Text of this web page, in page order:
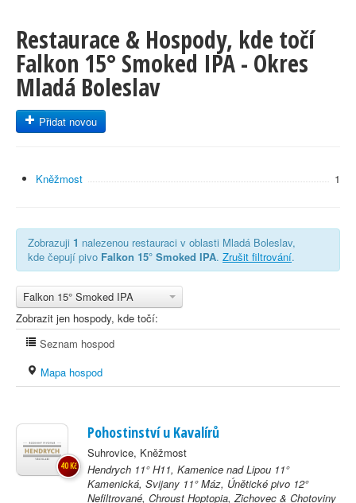
Restaurace & Hospody, kde točí
Falkon 15° Smoked IPA - Okres
Mladá Boleslav
Přidat novou
Kněžmost 1
Zobrazuji 1 nalezenou restauraci v oblasti Mladá Boleslav,
kde čepují pivo Falkon 15° Smoked IPA. Zrušit filtrování.
Falkon 15° Smoked IPA
Zobrazit jen hospody, kde točí:
Seznam hospod
Mapa hospod
Pohostinství u Kavalírů
Suhrovice, Kněžmost
Hendrych 11° H11, Kamenice nad Lipou 11°
Kamenická, Svijany 11° Máz, Únětické pivo 12°
Nefiltrované, Chroust Hoptopia, Zichovec & Chotoviny
40 Kč